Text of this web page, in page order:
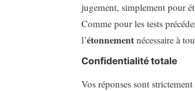
jugement, simplement pour
Comme pour les tests
l’étonnementnécessaire à
Confidentialité totale
Vos réponses sont